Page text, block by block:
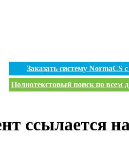
Заказать систему
Полнотекстовый поиск по всем
ссылается